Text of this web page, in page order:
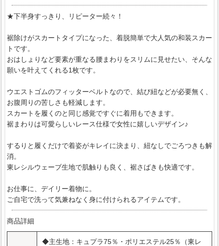
★下半身すっきり、リピーター続々！
裾除けがスカートタイプになった、着脱簡単で大人気の和装スカー
トです。
おはしょりなど要素が重なる腰まわりをスリムに見せたい、そんな
願いを叶えてくれる1枚です。
ウエストゴムのフィッターベルトなので、結び紐などが必要無く、
お腹周りの苦しさも軽減します。
スカートを履くのと同じ感覚ですぐに着用もできます。
裾まわりは可愛らしいレース仕様で女性に嬉しいデザイン♪
するりと履くだけで着姿がキレイに決まり、紐なしでごろつきも解
消。
東レシルウェーブ生地で肌触りも良く、裾さばきも快適です。
お仕事に、デイリー着物に。
ご自宅で洗って気兼ねなく身に付けられるアイテムです。
商品詳細
◆主生地：キュプラ75％・ポリエステル25％（東レ